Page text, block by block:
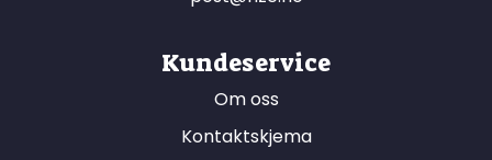
Kundeservice
Om oss
Kontaktskjema